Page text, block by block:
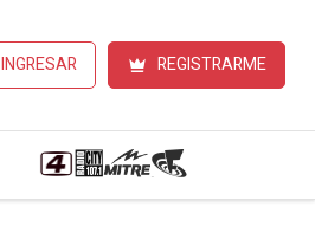
INGRESAR REGISTRARME